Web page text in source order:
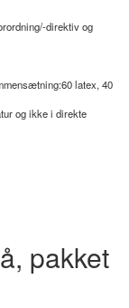
direktiv og
latex, 40
og ikke i direkte
pakket